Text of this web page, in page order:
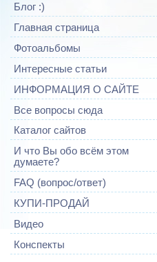
Блог :)
Главная страница
Фотоальбомы
Интересные статьи
ИНФОРМАЦИЯ О САЙТЕ
Все вопросы сюда
Каталог сайтов
И что Вы обо всём этом
думаете?
FAQ (вопрос/ответ)
КУПИ-ПРОДАЙ
Видео
Конспекты